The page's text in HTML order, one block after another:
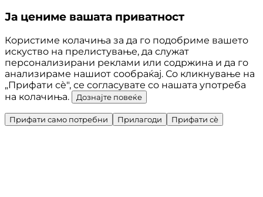
Ја цениме вашата приватност
Користиме колачиња за да го подобриме вашето
искуство на прелистување, да служат
персонализирани реклами или содржина и да го
анализираме нашиот сообраќај. Со кликнување на
„Прифати сè", се согласувате со нашата употреба
на колачиња.
Дознајте повеќе
Прифати само потребни Прилагоди Прифати сè